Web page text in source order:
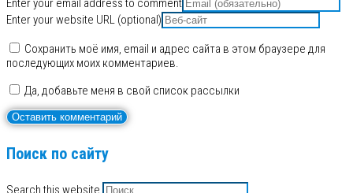
Enter your email address to comment
Enter your website URL (optional)
Сохранить моё имя, email и адрес сайта в этом браузере для
последующих моих комментариев.
Да, добавьте меня в свой список рассылки
Поиск по сайту
Search this website